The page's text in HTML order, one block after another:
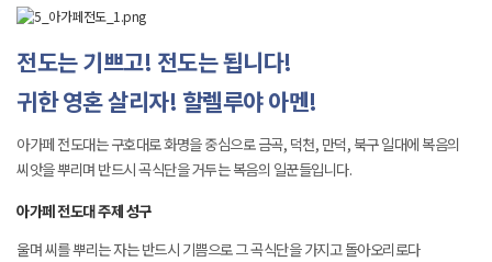
전도는 기쁘고! 전도는 됩니다!
귀한 영혼 살리자! 할렐루야 아멘!
아가페 전도대는 구호대로 화명을 중심으로 금곡, 덕천, 만덕, 북구 일대에 복음의
씨앗을 뿌리며 반드시 곡식단을 거두는 복음의 일꾼들입니다.
아가페 전도대 주제 성구
울며 씨를 뿌리는 자는 반드시 기쁨으로 그 곡식단을 가지고 돌아오리로다